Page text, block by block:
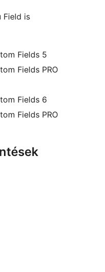
Field is
Fields 5
Fields PRO
Fields 6
Fields PRO